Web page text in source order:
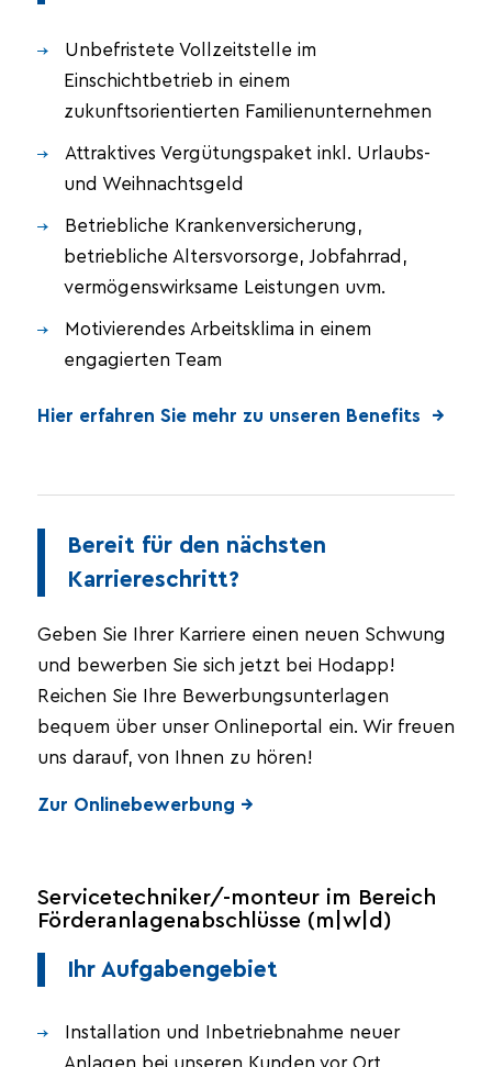
Unbefristete Vollzeitstelle im
Einschichtbetrieb in einem
zukunftsorientierten Familienunternehmen
Attraktives Vergütungspaket inkl. Urlaubs-
und Weihnachtsgeld
Betriebliche Krankenversicherung,
betriebliche Altersvorsorge, Jobfahrrad,
vermögenswirksame Leistungen uvm.
Motivierendes Arbeitsklima in einem
engagierten Team
Hier erfahren Sie mehr zu unseren Benefits →
Bereit für den nächsten
Karriereschritt?
Geben Sie Ihrer Karriere einen neuen Schwung
und bewerben Sie sich jetzt bei Hodapp!
Reichen Sie Ihre Bewerbungsunterlagen
bequem über unser Onlineportal ein. Wir freuen
uns darauf, von Ihnen zu hören!
Zur Onlinebewerbung →
Servicetechniker/-monteur im Bereich
Förderanlagenabschlüsse (m|w|d)
Ihr Aufgabengebiet
Installation und Inbetriebnahme neuer
Anlagen bei unseren Kunden vor Ort